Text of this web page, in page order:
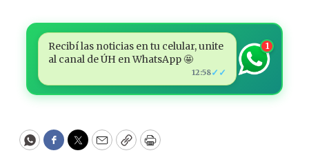
Recibí las noticias en tu celular, unite
al canal de ÚH en WhatsApp 🤩
12:58✓✓
1
WhatsApp
Facebook
Twitter
EmailCopyPrint